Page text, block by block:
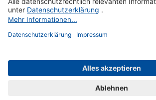
Allgemein Geschäftsbedingungen
Impressum